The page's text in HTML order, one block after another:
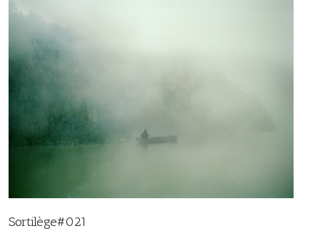
Sortilège#021